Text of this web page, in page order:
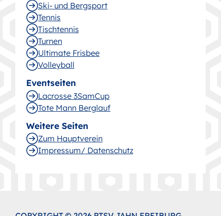
Ski- und Bergsport
Tennis
Tischtennis
Turnen
Ultimate Frisbee
Volleyball
Eventseiten
Lacrosse 3SamCup
Tote Mann Berglauf
Weitere Seiten
Zum Hauptverein
Impressum/ Datenschutz